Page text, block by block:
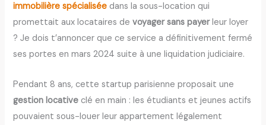
immobilière spécialisée dans la sous-location qui
promettait aux locataires devoyager sans payerleur loyer
? Je dois t’annoncer que ce service a définitivement fermé
ses portes en mars 2024 suite à une liquidation judiciaire.
Pendant 8 ans, cette startup parisienne proposait une
gestion locative clé en main : les étudiants et jeunes actifs
pouvaient sous-louer leur appartement légalement